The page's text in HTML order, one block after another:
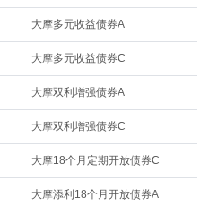
大摩多元收益债券A
大摩多元收益债券C
大摩双利增强债券A
大摩双利增强债券C
大摩18个月定期开放债券C
大摩添利18个月开放债券A